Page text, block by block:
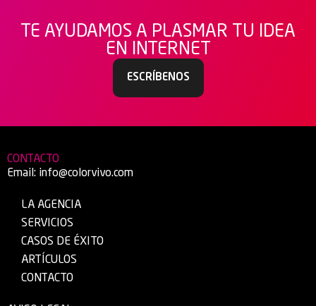
TE AYUDAMOS A PLASMAR TU IDEA
EN INTERNET
ESCRÍBENOS
CONTACTO
Email: info@colorvivo.com
LA AGENCIA
SERVICIOS
CASOS DE ÉXITO
ARTÍCULOS
CONTACTO